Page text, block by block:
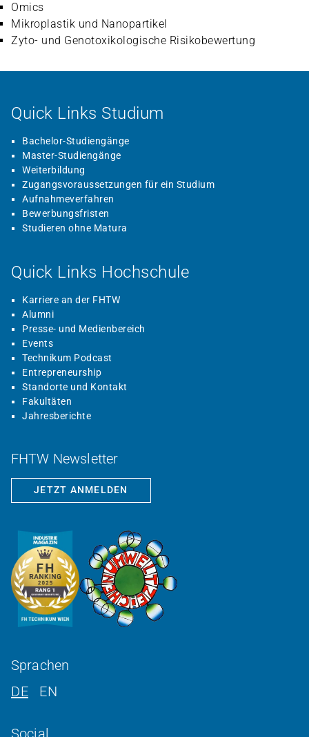
Omics
Mikroplastik und Nanopartikel
Zyto- und Genotoxikologische Risikobewertung
Quick Links Studium
Bachelor-Studiengänge
Master-Studiengänge
Weiterbildung
Zugangsvoraussetzungen für ein Studium
Aufnahmeverfahren
Bewerbungsfristen
Studieren ohne Matura
Quick Links Hochschule
Karriere an der FHTW
Alumni
Presse- und Medienbereich
Events
Technikum Podcast
Entrepreneurship
Standorte und Kontakt
Fakultäten
Jahresberichte
FHTW Newsletter
JETZT ANMELDEN
Sprachen
DE
EN
Social